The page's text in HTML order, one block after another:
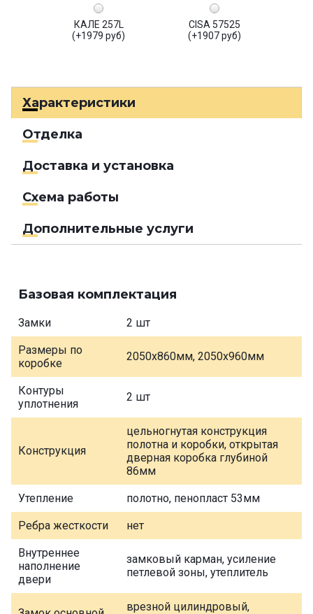
КАЛЕ 257L
(+1979 руб)
CISA 57525
(+1907 руб)
Характеристики
Отделка
Доставка и установка
Схема работы
Дополнительные услуги
Базовая комплектация
Замки 2 шт
Размеры по
коробке
2050х860мм, 2050х960мм
Контуры
уплотнения
2 шт
Конструкция
цельногнутая конструкция
полотна и коробки, открытая
дверная коробка глубиной
86мм
Утепление полотно, пенопласт 53мм
Ребра жесткости нет
Внутреннее
наполнение
двери
замковый карман, усиление
петлевой зоны, утеплитель
врезной цилиндровый,